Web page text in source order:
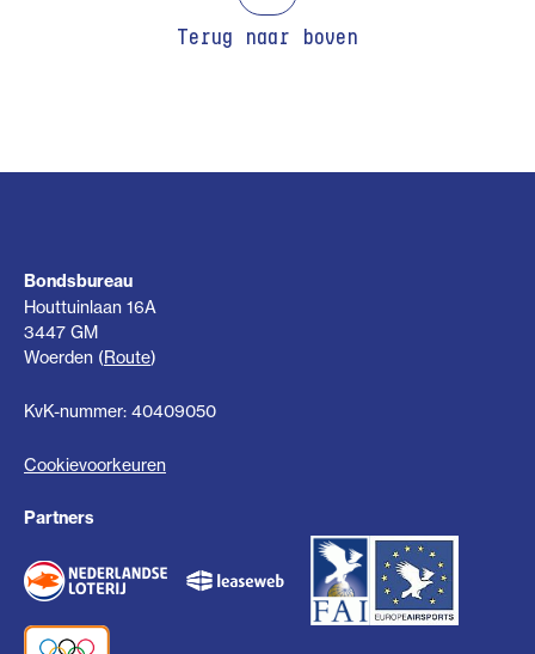
Terug naar boven
Bondsbureau
Houttuinlaan 16A
3447 GM
Woerden (Route)
KvK-nummer: 40409050
Cookievoorkeuren
Partners